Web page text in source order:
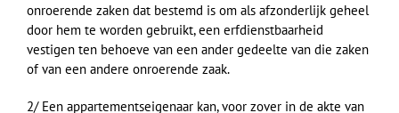
onroerende zaken dat bestemd is om als afzonderlijk geheel
door hem te worden gebruikt, een erfdienstbaarheid
vestigen ten behoeve van een ander gedeelte van die zaken
of van een andere onroerende zaak.
2/ Een appartementseigenaar kan, voor zover in de akte van